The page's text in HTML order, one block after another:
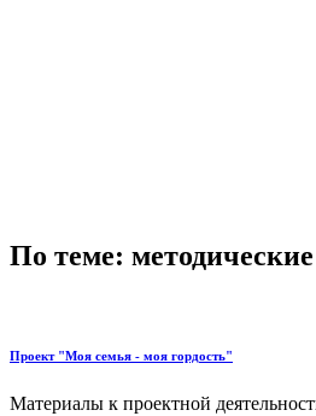
По теме:
Проект "Моя семья - моя гордость"
Материалы к проектной